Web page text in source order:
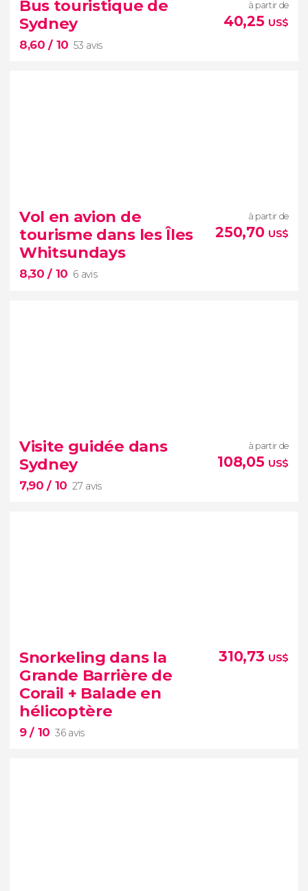
free tour dans Melbourne
l'un des quartiers les plus anciens de la capitale
balnéaire de Victoria
Bus touristique de
Sydney
8,60/ 10 53 avis
à partir de
40,25 US$
53 avis
Le bus touristique de Sydney est une manière
pratique de visiter la ville
Vol en avion de
tourisme dans les Îles
Whitsundays
8,30/ 10 6 avis
à partir de
250,70 US$
6 avis
Visite guidée dans
Sydney
7,90/ 10 27 avis
à partir de
108,05 US$
27 avis
visite guidée dans Sydney
Opéra
Snorkeling dans la
Grande Barrière de
Corail + Balade en
hélicoptère
9/ 10 36 avis
310,73 US$